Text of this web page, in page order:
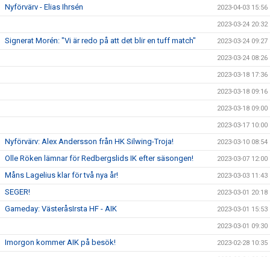
Nyförvärv - Elias Ihrsén 2023-04-03 15:56
2023-03-24 20:32
Signerat Morén: "Vi är redo på att det blir en tuff match" 2023-03-24 09:27
2023-03-24 08:26
2023-03-18 17:36
2023-03-18 09:16
2023-03-18 09:00
2023-03-17 10:00
Nyförvärv: Alex Andersson från HK Silwing-Troja! 2023-03-10 08:54
Olle Röken lämnar för Redbergslids IK efter säsongen! 2023-03-07 12:00
Måns Lagelius klar för två nya år! 2023-03-03 11:43
SEGER! 2023-03-01 20:18
Gameday: VästeråsIrsta HF - AIK 2023-03-01 15:53
2023-03-01 09:30
Imorgon kommer AIK på besök! 2023-02-28 10:35